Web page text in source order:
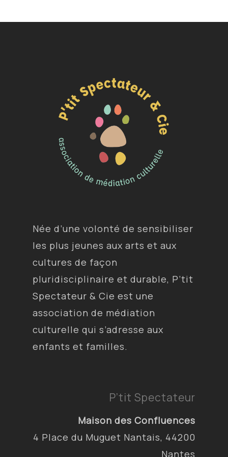
Née d’une volonté de sensibiliser
les plus jeunes aux arts et aux
cultures de façon
pluridisciplinaire et durable, P’tit
Spectateur & Cie est une
association de médiation
culturelle qui s’adresse aux
enfants et familles.
P’tit Spectateur
Maison des Confluences
4 Place du Muguet Nantais, 44200
Nantes